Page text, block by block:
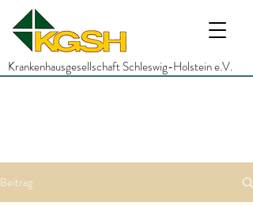
Krankenhausgesellschaft Schleswig-Holstein e.V.
Beitrag